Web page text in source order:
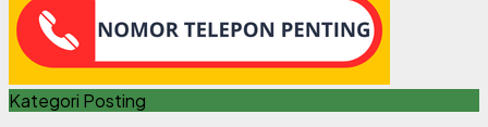
Kategori Posting